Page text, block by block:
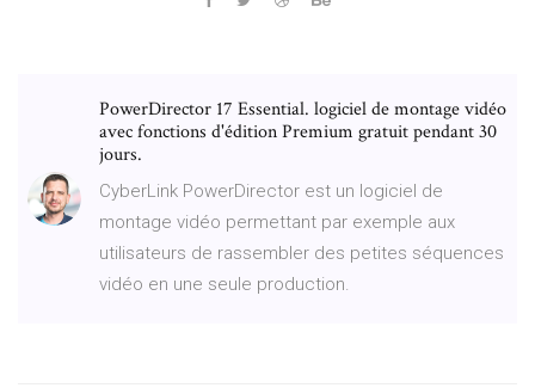
PowerDirector 17 Essential. logiciel de montage vidéo
avec fonctions d'édition Premium gratuit pendant 30
jours.
CyberLink PowerDirector est un logiciel de
montage vidéo permettant par exemple aux
utilisateurs de rassembler des petites séquences
vidéo en une seule production.